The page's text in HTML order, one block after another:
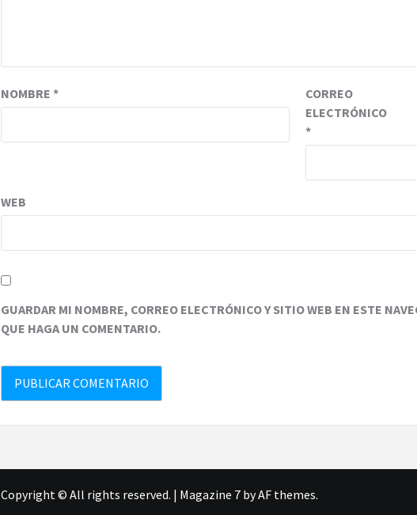
NOMBRE *
CORREO
ELECTRÓNICO
*
WEB
GUARDAR MI NOMBRE, CORREO ELECTRÓNICO Y SITIO WEB EN ESTE
QUE HAGA UN COMENTARIO.
Copyright © All rights reserved. | Magazine 7by AF themes.